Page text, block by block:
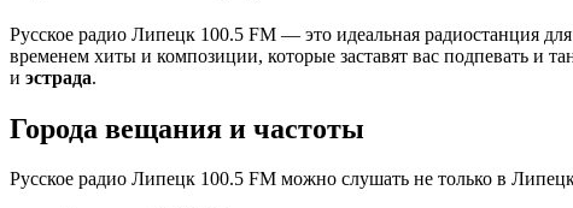
Русское радио Липецк 100.5 FM — это идеальная радиостанция
временем хиты и композиции, которые заставят вас подпевать и
и эстрада.
Города вещания и частоты
Русское радио Липецк 100.5 FM можно слушать не только в